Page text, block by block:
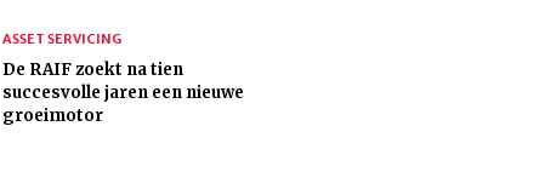
ASSET SERVICING
De RAIF zoekt na tien
succesvolle jaren een nieuwe
groeimotor